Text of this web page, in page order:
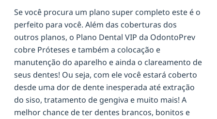
Se você procura um plano super completo este é o
perfeito para você. Além das coberturas dos
outros planos, o Plano Dental VIP da OdontoPrev
cobre Próteses e também a colocação e
manutenção do aparelho e ainda o clareamento de
seus dentes! Ou seja, com ele você estará coberto
desde uma dor de dente inesperada até extração
do siso, tratamento de gengiva e muito mais! A
melhor chance de ter dentes brancos, bonitos e